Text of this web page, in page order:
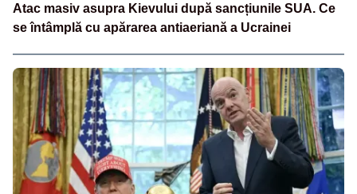
Atac masiv asupra Kievului după sancțiunile SUA. Ce
se întâmplă cu apărarea antiaeriană a Ucrainei